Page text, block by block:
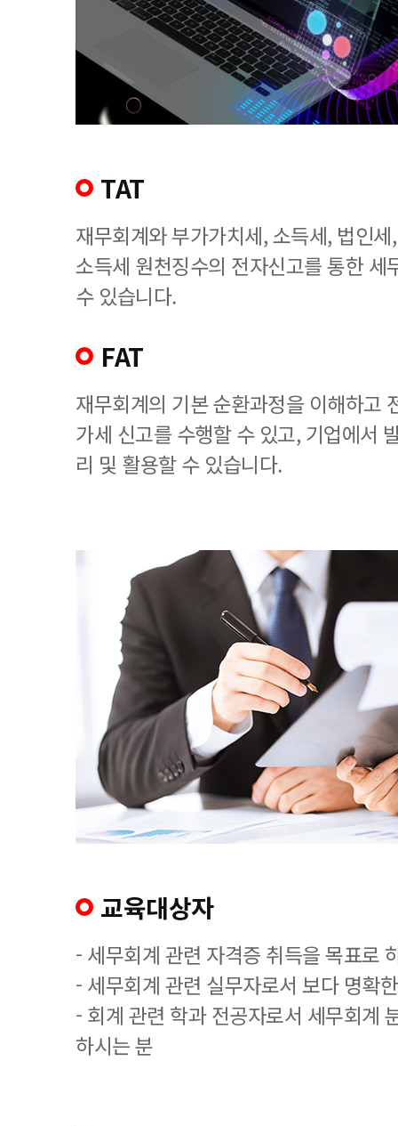
TAT
재무회계와 부가가치세, 소득세, 법인
소득세 원천징수의 전자신고를 통한 세
수 있습니다.
FAT
재무회계의 기본 순환과정을 이해하고
가세 신고를 수행할 수 있고, 기업에서
리 및 활용할 수 있습니다.
교육대상자
- 세무회계 관련 자격증 취득을 목표로
- 세무회계 관련 실무자로서 보다 명확
- 회계 관련 학과 전공자로서 세무회계
하시는 분